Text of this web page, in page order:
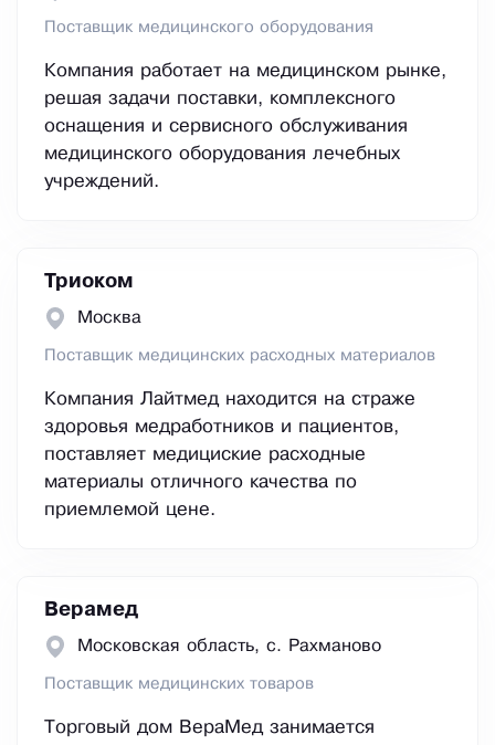
Поставщик медицинского оборудования
Компания работает на медицинском рынке,
решая задачи поставки, комплексного
оснащения и сервисного обслуживания
медицинского оборудования лечебных
учреждений.
Триоком
Москва
Поставщик медицинских расходных материалов
Компания Лайтмед находится на страже
здоровья медработников и пациентов,
поставляет медициские расходные
материалы отличного качества по
приемлемой цене.
Верамед
Московская область, с. Рахманово
Поставщик медицинских товаров
Торговый дом ВераМед занимается